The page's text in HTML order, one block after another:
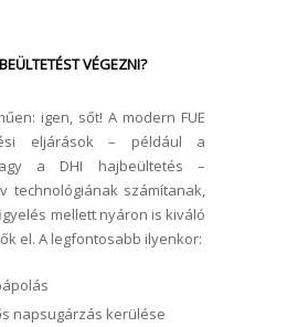
VÉGEZNI?
igen, sőt! A modern FUE
eljárások – például a
a DHI hajbeültetés –
technológiának számítanak,
mellett nyáron is kiváló
el. A legfontosabb ilyenkor:
napsugárzás kerülése